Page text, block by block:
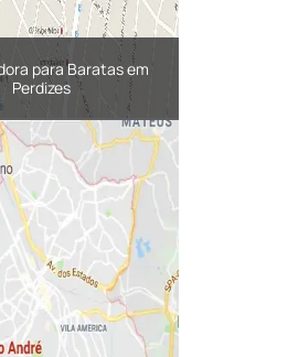
para Baratas em
Perdizes